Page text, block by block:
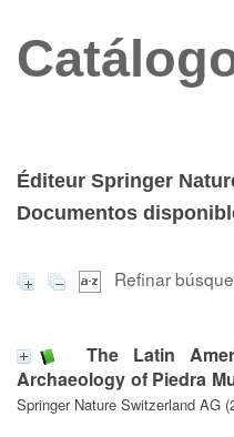
Éditeur Springer
Documentos
Refinar
The Latin
Archaeology of Piedra
Springer Nature Switzerland AG